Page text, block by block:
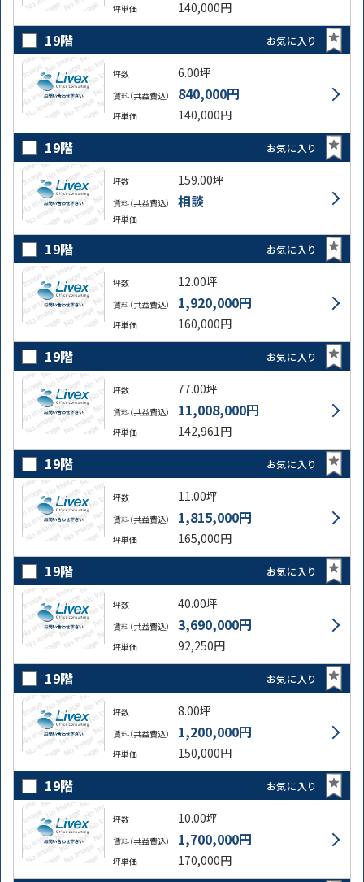
坪単価 140,000円
19階 お気に入り
坪数 6.00坪
賃料（共益費込） 840,000円
坪単価 140,000円
19階 お気に入り
坪数 159.00坪
賃料（共益費込） 相談
坪単価
19階 お気に入り
坪数 12.00坪
賃料（共益費込） 1,920,000円
坪単価 160,000円
19階 お気に入り
坪数 77.00坪
賃料（共益費込） 11,008,000円
坪単価 142,961円
19階 お気に入り
坪数 11.00坪
賃料（共益費込） 1,815,000円
坪単価 165,000円
19階 お気に入り
坪数 40.00坪
賃料（共益費込） 3,690,000円
坪単価 92,250円
19階 お気に入り
坪数 8.00坪
賃料（共益費込） 1,200,000円
坪単価 150,000円
19階 お気に入り
坪数 10.00坪
賃料（共益費込） 1,700,000円
坪単価 170,000円